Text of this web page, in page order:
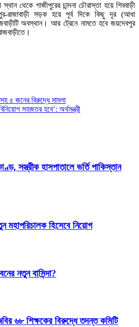
থেকে গাজীপুরের চান্দনা চৌরাস্তা হয়ে শিববাড়ী
রাজাবাড়ী সড়ক হয়ে পূর্ব দিকে কিছু দূর (আধা
অবস্থান। আর ট্রেনে নামতে হবে জয়দেবপুর
৫ জনের বিরুদ্ধে মামলা
সহজতর হবে’: অর্থমন্ত্রী
সস্ত্রীক হাসপাতালে ভর্তি পাকিস্তান
মহাপরিচালক হিসেবে নিয়োগ
নতুন বাসিন্দা?
জবির ৬৮ শিক্ষকের বিরুদ্ধে তদন্ত কমিটি